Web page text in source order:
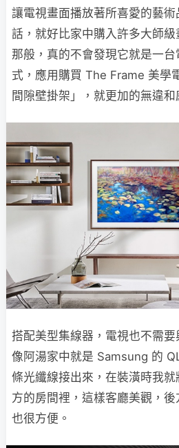
讓電視畫面播放著所喜愛的藝
話，就好比家中購入許多大師
那般，真的不會發現它就是一
式，應用購買 The Frame 美學
間隙壁掛架」，就更加的無違和
搭配美型集線器，電視也不需要
像阿湯家中就是 Samsung 的
條光纖線接出來，在裝潢時我
方的房間裡，這樣客廳美觀，
也很方便。